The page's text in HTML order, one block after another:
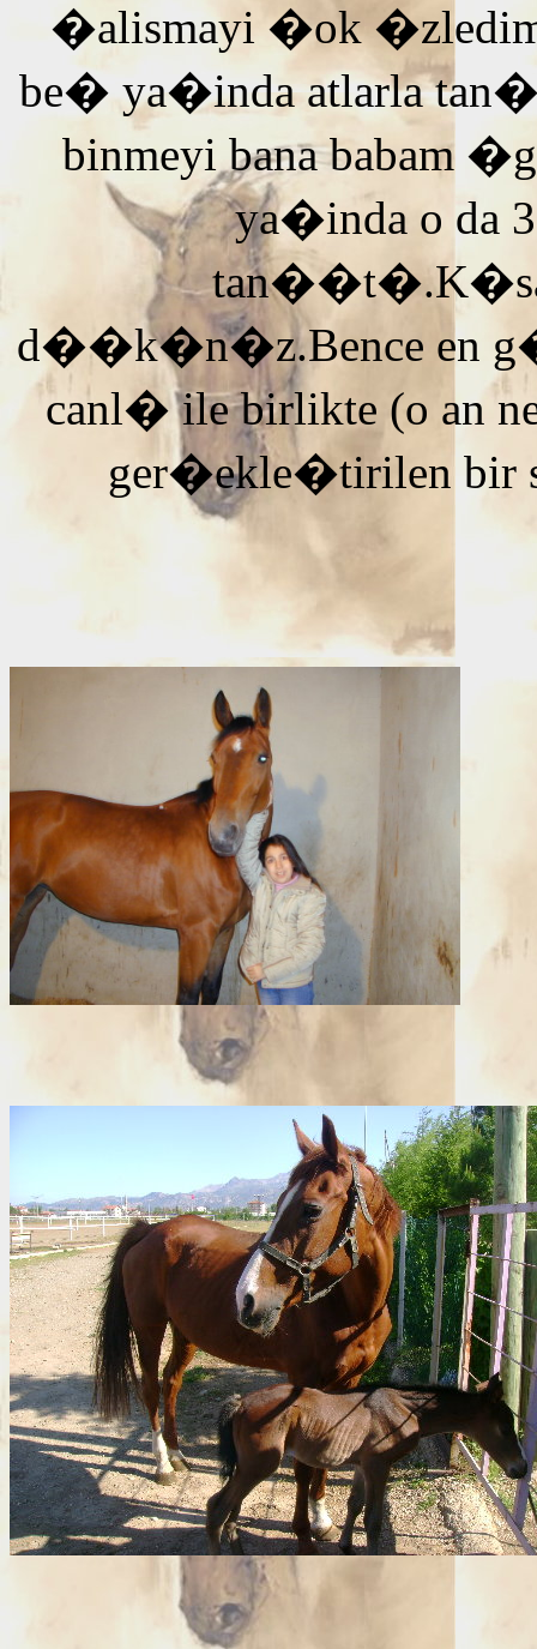
�alismayi �ok
be� ya�inda atlarla
binmeyi bana babam
ya�inda o da
d��k�n�z.Bence en
canl� ile birlikte (o an
ger�ekle�tirilen bir